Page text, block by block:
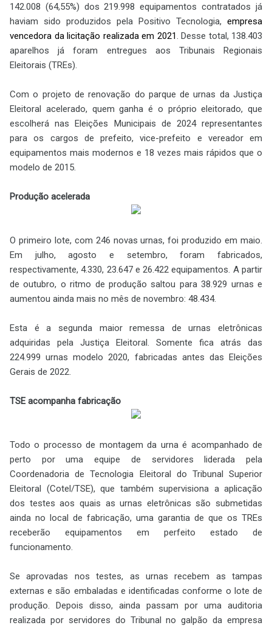
142.008 (64,55%) dos 219.998 equipamentos contratados já
haviam sido produzidos pela Positivo Tecnologia, empresa
vencedora da licitação realizada em 2021. Desse total, 138.403
aparelhos já foram entregues aos Tribunais Regionais
Eleitorais (TREs).
Com o projeto de renovação do parque de urnas da Justiça
Eleitoral acelerado, quem ganha é o próprio eleitorado, que
escolherá nas Eleições Municipais de 2024 representantes
para os cargos de prefeito, vice-prefeito e vereador em
equipamentos mais modernos e 18 vezes mais rápidos que o
modelo de 2015.
Produção acelerada
O primeiro lote, com 246 novas urnas, foi produzido em maio.
Em julho, agosto e setembro, foram fabricados,
respectivamente, 4.330, 23.647 e 26.422 equipamentos. A partir
de outubro, o ritmo de produção saltou para 38.929 urnas e
aumentou ainda mais no mês de novembro: 48.434.
Esta é a segunda maior remessa de urnas eletrônicas
adquiridas pela Justiça Eleitoral. Somente fica atrás das
224.999 urnas modelo 2020, fabricadas antes das Eleições
Gerais de 2022.
TSE acompanha fabricação
Todo o processo de montagem da urna é acompanhado de
perto por uma equipe de servidores liderada pela
Coordenadoria de Tecnologia Eleitoral do Tribunal Superior
Eleitoral (Cotel/TSE), que também supervisiona a aplicação
dos testes aos quais as urnas eletrônicas são submetidas
ainda no local de fabricação, uma garantia de que os TREs
receberão equipamentos em perfeito estado de
funcionamento.
Se aprovadas nos testes, as urnas recebem as tampas
externas e são embaladas e identificadas conforme o lote de
produção. Depois disso, ainda passam por uma auditoria
realizada por servidores do Tribunal no galpão da empresa